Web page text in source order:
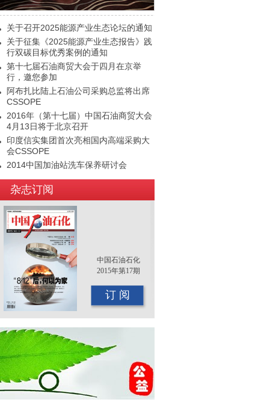
关于召开2025能源产业生态论坛的通知
关于征集《2025能源产业生态报告》践
行双碳目标优秀案例的通知
第十七届石油商贸大会于四月在京举
行，邀您参加
阿布扎比陆上石油公司采购总监将出席
CSSOPE
2016年（第十七届）中国石油商贸大会
4月13日将于北京召开
印度信实集团首次亮相国内高端采购大
会CSSOPE
2014中国加油站洗车保养研讨会
2015年（第十二届）中国国际油品行业
年终大会即将召开
杂志订阅
中国石油石化
2015年第17期
订 阅